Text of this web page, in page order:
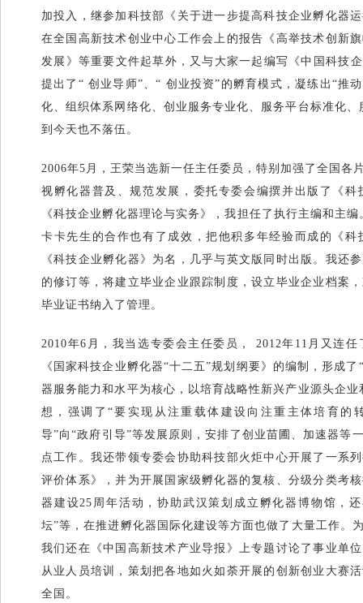
加投入，继参加科技部《关于进一步提高科技企业孵化器
在全国高新技术创业中心工作会上的报告《高举技术创新
发展》等重要文件起草外，又与大家一起编写《中国科技
提出了“ 创业导师”、“ 创业投资”的孵育模式，凝练出“推
化、组织体系网络化、创业服务专业化、服务平台标准化
到今天也不落伍。
2006年5月，王荣当选新一任主任委员，特别加强了全国各
视孵化器普及、规范发展，委托专委会编撰并出版了《
《科技企业孵化器理论与实务》，我担任了执行主编和主
卡卡先生的合作也有了成效，把他积多年经验而成的《
《科技企业孵化器》为名，几乎与英文版同时出版。我还
的修订等，将建立毕业企业跟踪制度，设立毕业企业档案
毕业证书纳入了管理。
2010年6月，我当选专委会主任委员， 2012年11月又连
《国家科技企业孵化器“十二五”规划纲要》的编制，形成
器服务能力和水平为核心，以培育战略性新兴产业源头企
想，强调了“要实现从注重载体建设向注重主体培育的
导”向“政府引导”等发展原则，安排了创业苗圃、加速器等
点工作。我还带领专委会协助科技部火炬中心开展了一系
评价体系》，并为开展国家级孵化器的复核、分级分类考
器建设25周年活动，协助武汉策划成立孵化器博物馆，
坛”等，在推进孵化器国际化建设等方面也做了大量工作。
我们还在《中国高新技术产业导报》上专题讨论了事业单
从业人员培训，策划把各地如火如荼开展的创新创业大赛
全国。